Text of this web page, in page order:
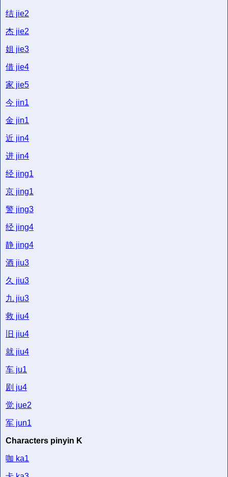
结 jie2
杰 jie2
姐 jie3
借 jie4
家 jie5
今 jin1
金 jin1
近 jin4
进 jin4
经 jing1
京 jing1
警 jing3
经 jing4
静 jing4
酒 jiu3
久 jiu3
九 jiu3
救 jiu4
旧 jiu4
就 jiu4
车 ju1
剧 ju4
觉 jue2
军 jun1
Characters pinyin K
咖 ka1